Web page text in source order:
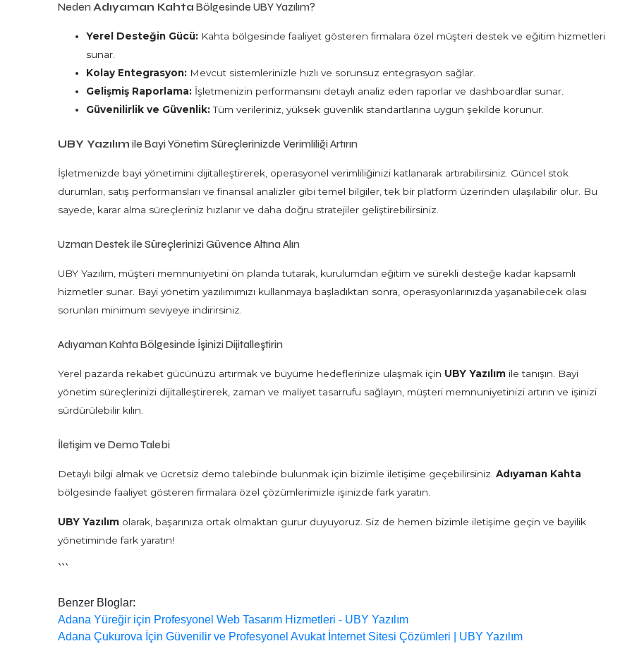
NedenAdıyaman Kahta Bölgesinde UBY Yazılım?
Yerel Desteğin Gücü: Kahta bölgesinde faaliyet gösteren firmalara özel müşteri destek ve eğitim hizmetleri
sunar.
Kolay Entegrasyon: Mevcut sistemlerinizle hızlı ve sorunsuz entegrasyon sağlar.
Gelişmiş Raporlama: İşletmenizin performansını detaylı analiz eden raporlar ve dashboardlar sunar.
Güvenilirlik ve Güvenlik:Tüm verileriniz, yüksek güvenlik standartlarına uygun şekilde korunur.
UBY Yazılım ile Bayi Yönetim Süreçlerinizde Verimliliği Artırın
İşletmenizde bayi yönetimini dijitalleştirerek, operasyonel verimliliğinizi katlanarak artırabilirsiniz. Güncel stok
durumları, satış performansları ve finansal analizler gibi temel bilgiler, tek bir platform üzerinden ulaşılabilir olur. Bu
sayede, karar alma süreçleriniz hızlanır ve daha doğru stratejiler geliştirebilirsiniz.
Uzman Destek ile Süreçlerinizi Güvence Altına Alın
UBY Yazılım, müşteri memnuniyetini ön planda tutarak, kurulumdan eğitim ve sürekli desteğe kadar kapsamlı
hizmetler sunar. Bayi yönetim yazılımımızı kullanmaya başladıktan sonra, operasyonlarınızda yaşanabilecek olası
sorunları minimum seviyeye indirirsiniz.
Adıyaman Kahta Bölgesinde İşinizi Dijitalleştirin
Yerel pazarda rekabet gücünüzü artırmak ve büyüme hedeflerinize ulaşmak için UBY Yazılım ile tanışın. Bayi
yönetim süreçlerinizi dijitalleştirerek, zaman ve maliyet tasarrufu sağlayın, müşteri memnuniyetinizi artırın ve işinizi
sürdürülebilir kılın.
İletişim ve Demo Talebi
Detaylı bilgi almak ve ücretsiz demo talebinde bulunmak için bizimle iletişime geçebilirsiniz.Adıyaman Kahta
bölgesinde faaliyet gösteren firmalara özel çözümlerimizle işinizde fark yaratın.
UBY Yazılım olarak, başarınıza ortak olmaktan gurur duyuyoruz. Siz de hemen bizimle iletişime geçin ve bayilik
yönetiminde fark yaratın!
```
Benzer Bloglar:
Adana Yüreğir için Profesyonel Web Tasarım Hizmetleri - UBY Yazılım
Adana Çukurova İçin Güvenilir ve Profesyonel Avukat İnternet Sitesi Çözümleri | UBY Yazılım